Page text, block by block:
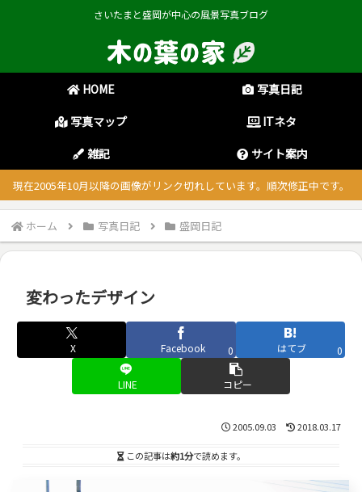
さいたまと盛岡が中心の風景写真ブログ
HOME
写真日記
写真マップ
ITネタ
雑記
サイト案内
現在2005年10月以降の画像がリンク切れしています。順次修正中です。
ホーム 写真日記 盛岡日記
変わったデザイン
X Facebook 0 はてブ 0
LINE コピー
2005.09.03 2018.03.17
この記事は約1分で読めます。